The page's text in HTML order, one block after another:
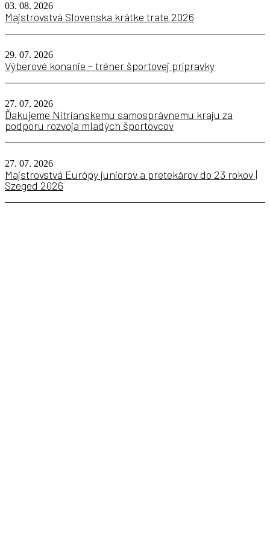
03. 08. 2026
Majstrovstvá Slovenska krátke trate 2026
29. 07. 2026
Výberové konanie – tréner športovej prípravky
27. 07. 2026
Ďakujeme Nitrianskemu samosprávnemu kraju za
podporu rozvoja mladých športovcov
27. 07. 2026
Majstrovstvá Európy juniorov a pretekárov do 23 rokov |
Szeged 2026